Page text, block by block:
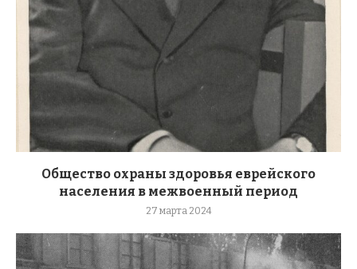
Общество охраны здоровья еврейского
населения в межвоенный период
27 марта 2024